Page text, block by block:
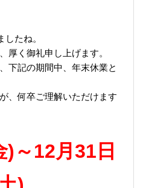
たね。
厚く御礼申し上げます。
下記の期間中、年末休業と
、何卒ご理解いただけます
～12月31日